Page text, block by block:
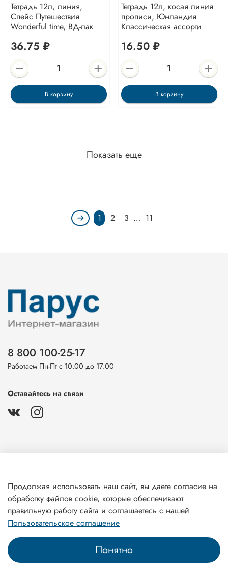
Тетрадь 12л, линия,
Спейс Путешествия
Wonderful time, ВД-лак
36.75 ₽
В корзину
Тетрадь 12л, косая линия
прописи, Юнландия
Классическая ассорти
16.50 ₽
В корзину
Показать еще
1 2 3 … 11
Клиентам
8 800 100-25-17
Работаем Пн-Пт с 10.00 до 17.00
Оставайтесь на связи
Продолжая использовать наш сайт, вы даете согласие на
обработку файлов cookie, которые обеспечивают
правильную работу сайта и соглашаетесь с нашей
Пользовательское соглашение
Понятно